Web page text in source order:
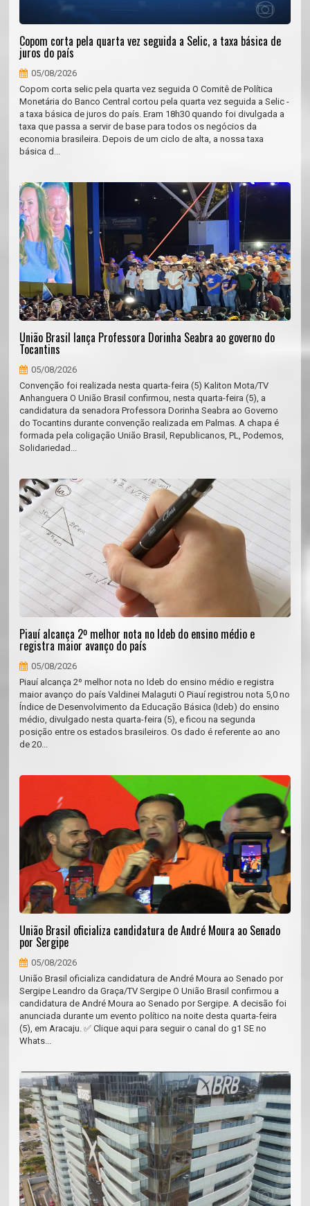
Copom corta pela quarta vez seguida a Selic, a taxa básica de
juros do país
05/08/2026
Copom corta selic pela quarta vez seguida O Comitê de Política
Monetária do Banco Central cortou pela quarta vez seguida a Selic -
a taxa básica de juros do país. Eram 18h30 quando foi divulgada a
taxa que passa a servir de base para todos os negócios da
economia brasileira. Depois de um ciclo de alta, a nossa taxa
básica d...
União Brasil lança Professora Dorinha Seabra ao governo do
Tocantins
05/08/2026
Convenção foi realizada nesta quarta-feira (5) Kaliton Mota/TV
Anhanguera O União Brasil confirmou, nesta quarta-feira (5), a
candidatura da senadora Professora Dorinha Seabra ao Governo
do Tocantins durante convenção realizada em Palmas. A chapa é
formada pela coligação União Brasil, Republicanos, PL, Podemos,
Solidariedad...
Piauí alcança 2º melhor nota no Ideb do ensino médio e
registra maior avanço do país
05/08/2026
Piauí alcança 2º melhor nota no Ideb do ensino médio e registra
maior avanço do país Valdinei Malaguti O Piauí registrou nota 5,0 no
Índice de Desenvolvimento da Educação Básica (Ideb) do ensino
médio, divulgado nesta quarta-feira (5), e ficou na segunda
posição entre os estados brasileiros. Os dado é referente ao ano
de 20...
União Brasil oficializa candidatura de André Moura ao Senado
por Sergipe
05/08/2026
União Brasil oficializa candidatura de André Moura ao Senado por
Sergipe Leandro da Graça/TV Sergipe O União Brasil confirmou a
candidatura de André Moura ao Senado por Sergipe. A decisão foi
anunciada durante um evento político na noite desta quarta-feira
(5), em Aracaju. ✅ Clique aqui para seguir o canal do g1 SE no
Whats...